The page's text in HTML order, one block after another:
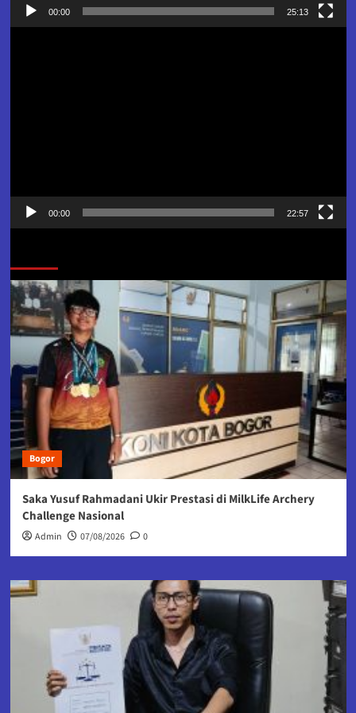
00:00 25:13
00:00 22:57
Bogor
Saka Yusuf Rahmadani Ukir Prestasi di MilkLife Archery
Challenge Nasional
Admin 07/08/2026 0